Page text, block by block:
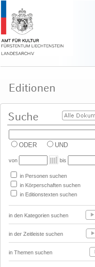
ODER UND
von bis
in Personen suchen
in Körperschaften suchen
in Editionstexten suchen
in den Kategorien suchen
in der Zeitleiste suchen
in Themen suchen